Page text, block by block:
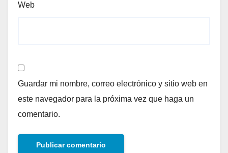
Web
Guardar mi nombre, correo electrónico y sitio web en
este navegador para la próxima vez que haga un
comentario.